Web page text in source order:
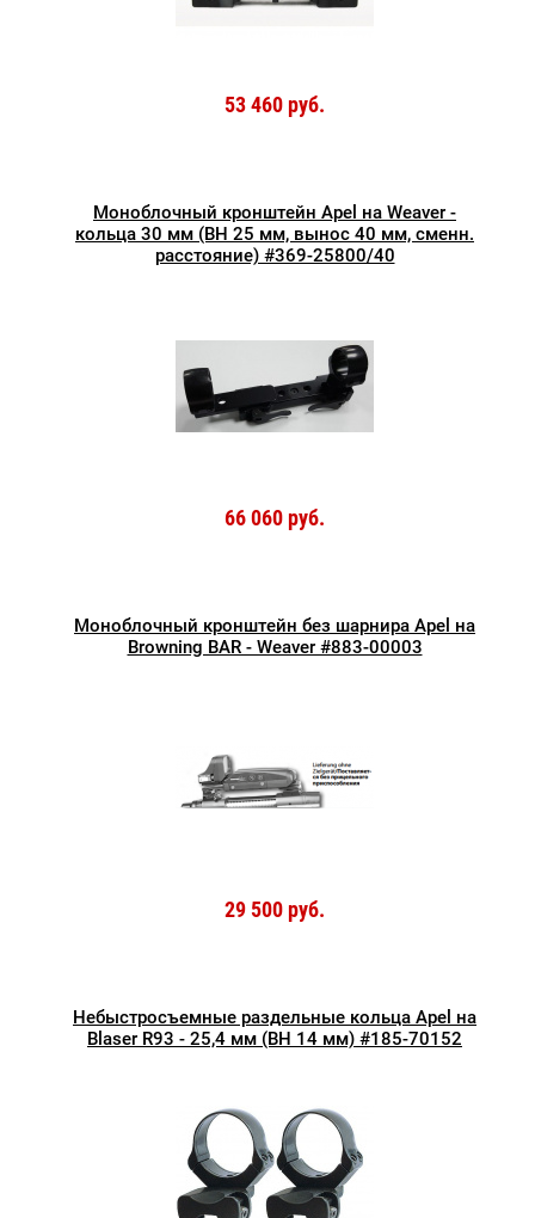
53 460 руб.
Моноблочный кронштейн Apel на Weaver -
кольца 30 мм (BH 25 мм, вынос 40 мм, сменн.
расстояние) #369-25800/40
66 060 руб.
Моноблочный кронштейн без шарнира Apel на
Browning BAR - Weaver #883-00003
29 500 руб.
Небыстросъемные раздельные кольца Apel на
Blaser R93 - 25,4 мм (BH 14 мм) #185-70152